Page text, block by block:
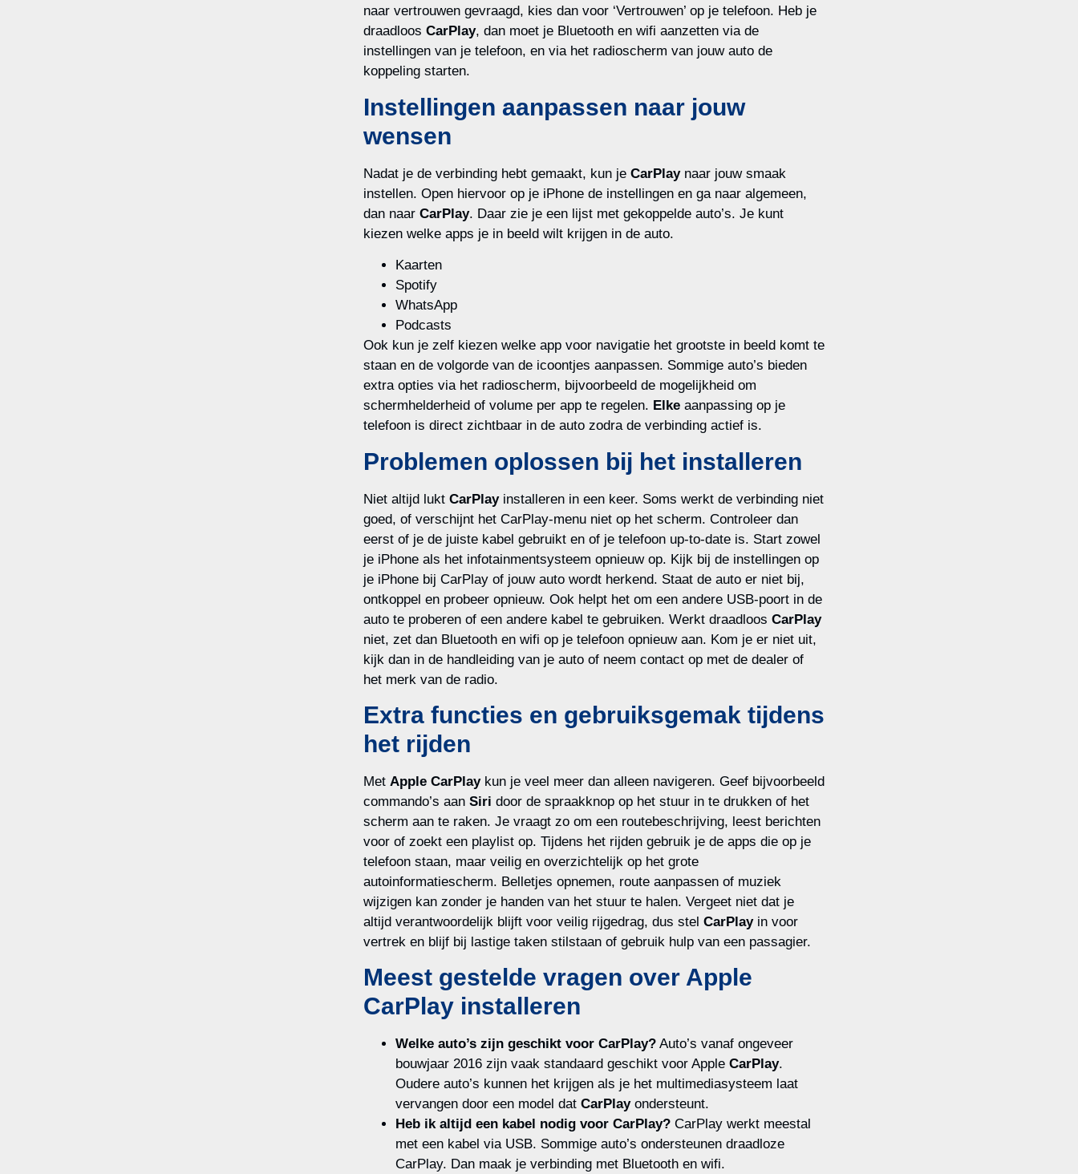
naar vertrouwen gevraagd, kies dan voor ‘Vertrouwen’ op je telefoon. Heb je
draadloosCarPlay, dan moet je Bluetooth en wifi aanzetten via de
instellingen van je telefoon, en via het radioscherm van jouw auto de
koppeling starten.
Instellingen aanpassen naar jouw
wensen
Nadat je de verbinding hebt gemaakt, kun jeCarPlaynaar jouw smaak
instellen. Open hiervoor op je iPhone de instellingen en ga naar algemeen,
dan naarCarPlay. Daar zie je een lijst met gekoppelde auto’s. Je kunt
kiezen welke apps je in beeld wilt krijgen in de auto.
Kaarten
Spotify
WhatsApp
Podcasts
Ook kun je zelf kiezen welke app voor navigatie het grootste in beeld komt te
staan en de volgorde van de icoontjes aanpassen. Sommige auto’s bieden
extra opties via het radioscherm, bijvoorbeeld de mogelijkheid om
schermhelderheid of volume per app te regelen. Elke aanpassing op je
telefoon is direct zichtbaar in de auto zodra de verbinding actief is.
Problemen oplossen bij het installeren
Niet altijd luktCarPlayinstalleren in een keer. Soms werkt de verbinding niet
goed, of verschijnt het CarPlay-menu niet op het scherm. Controleer dan
eerst of je de juiste kabel gebruikt en of je telefoon up-to-date is. Start zowel
je iPhone als het infotainmentsysteem opnieuw op. Kijk bij de instellingen op
je iPhone bij CarPlay of jouw auto wordt herkend. Staat de auto er niet bij,
ontkoppel en probeer opnieuw. Ook helpt het om een andere USB-poort in de
auto te proberen of een andere kabel te gebruiken. Werkt draadloosCarPlay
niet, zet dan Bluetooth en wifi op je telefoon opnieuw aan. Kom je er niet uit,
kijk dan in de handleiding van je auto of neem contact op met de dealer of
het merk van de radio.
Extra functies en gebruiksgemak tijdens
het rijden
MetApple CarPlaykun je veel meer dan alleen navigeren. Geef bijvoorbeeld
commando’s aanSiri door de spraakknop op het stuur in te drukken of het
scherm aan te raken. Je vraagt zo om een routebeschrijving, leest berichten
voor of zoekt een playlist op. Tijdens het rijden gebruik je de apps die op je
telefoon staan, maar veilig en overzichtelijk op het grote
autoinformatiescherm. Belletjes opnemen, route aanpassen of muziek
wijzigen kan zonder je handen van het stuur te halen. Vergeet niet dat je
altijd verantwoordelijk blijft voor veilig rijgedrag, dus stelCarPlayin voor
vertrek en blijf bij lastige taken stilstaan of gebruik hulp van een passagier.
Meest gestelde vragen over Apple
CarPlay installeren
Welke auto’s zijn geschikt voor CarPlay? Auto’s vanaf ongeveer
bouwjaar 2016 zijn vaak standaard geschikt voor AppleCarPlay.
Oudere auto’s kunnen het krijgen als je het multimediasysteem laat
vervangen door een model datCarPlayondersteunt.
Heb ik altijd een kabel nodig voor CarPlay? CarPlay werkt meestal
met een kabel via USB. Sommige auto’s ondersteunen draadloze
CarPlay. Dan maak je verbinding met Bluetooth en wifi.